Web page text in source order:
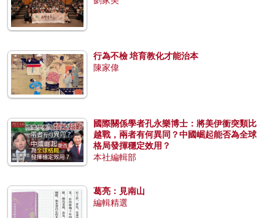
行為不檢 培育教化才能治本
陳家偉
國際關係學者孔永樂博士：將美伊衝突類比
越戰，兩者有何異同？中國崛起能否為全球
格局發揮穩定效用？
本社編輯部
葛亮：見南山
編輯精選